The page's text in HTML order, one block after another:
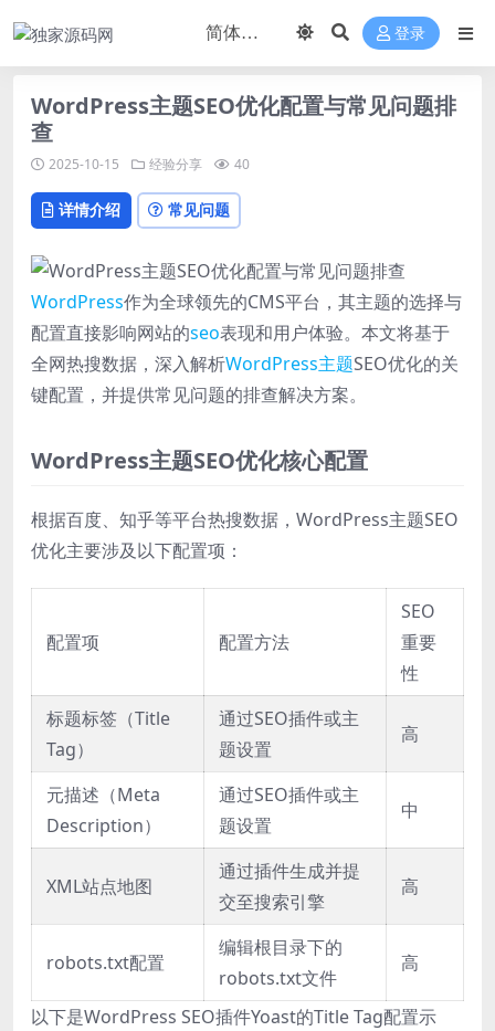
登录
WordPress主题SEO优化配置与常见问题排
查
2025-10-15 经验分享 40
详情介绍 常见问题
WordPress作为全球领先的CMS平台，其主题的选择与
配置直接影响网站的seo表现和用户体验。本文将基于
全网热搜数据，深入解析WordPress主题SEO优化的关
键配置，并提供常见问题的排查解决方案。
WordPress主题SEO优化核心配置
根据百度、知乎等平台热搜数据，WordPress主题SEO
优化主要涉及以下配置项：
配置项 配置方法
SEO
重要
性
标题标签（Title
Tag）
通过SEO插件或主
题设置
高
元描述（Meta
Description）
通过SEO插件或主
题设置
中
XML站点地图
通过插件生成并提
交至搜索引擎
高
robots.txt配置
编辑根目录下的
robots.txt文件
高
以下是WordPress SEO插件Yoast的Title Tag配置示